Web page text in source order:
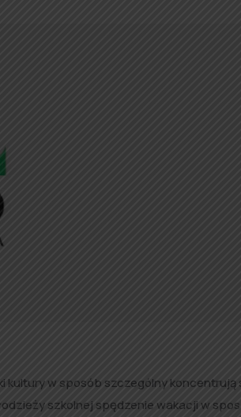
kultury w sposób szczególny koncentrują
szkolnej spędzenie wakacji w